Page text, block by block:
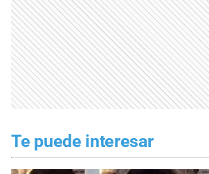
Te puede interesar